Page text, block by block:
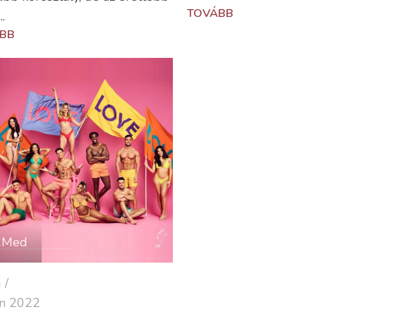
TOVÁBB
2022